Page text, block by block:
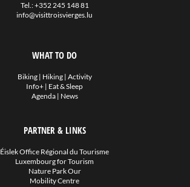
Tel.:+352 245 148 81
info@visittroisvierges.lu
WHAT TO DO
Biking| Hiking| Activity
Info+ | Eat & Sleep
Agenda| News
PARTNER & LINKS
Éislek Office Régional du Tourisme
Luxembourg for Tourism
Nature Park Our
Mobility Centre